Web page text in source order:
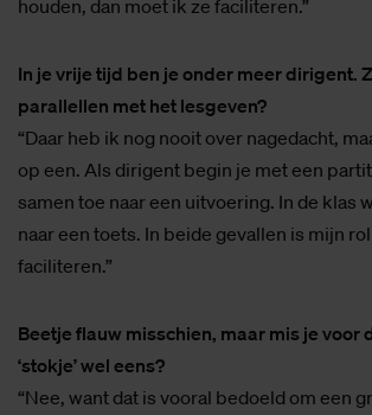
houden, dan moet ik ze faciliteren.”
In je vrije tijd ben je onder meer dirigent.
parallellen met het lesgeven?
“Daar heb ik nog nooit over nagedacht,
op een. Als dirigent begin je met een
samen toe naar een uitvoering. In de klas
naar een toets. In beide gevallen is mijn
faciliteren.”
Beetje flauw misschien, maar mis je voor
‘stokje’ wel eens?
“Nee, want dat is vooral bedoeld om een